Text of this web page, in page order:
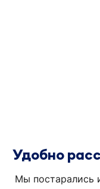
Удобно
Мы постарались